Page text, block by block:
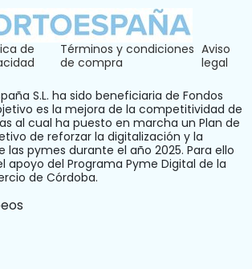
de
Términos y condiciones
de compra
Aviso
legal
S.L. ha sido beneficiaria de Fondos
es la mejora de la competitividad de
al cual ha puesto en marcha un Plan de
de reforzar la digitalización y la
pymes durante el año 2025. Para ello
apoyo del Programa Pyme Digital de la
de Córdoba.